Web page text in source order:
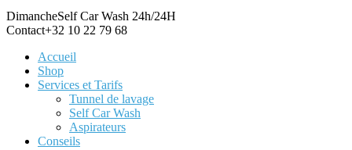
DimancheSelf Car Wash 24h/24H
Contact+32 10 22 79 68
Accueil
Shop
Services et Tarifs
Tunnel de lavage
Self Car Wash
Aspirateurs
Conseils